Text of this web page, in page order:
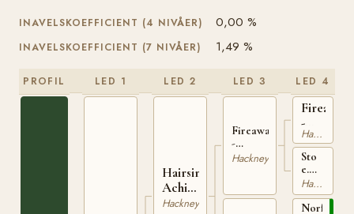
INAVELSKOEFFICIENT (4 NIVÅER) 0,00 %
INAVELSKOEFFICIENT (7 NIVÅER) 1,49 %
PROFIL LED 1 LED 2
Hairsines
Achilles
HSB 2
Hackney
LED 3
Fireaway
-
Scott's
HSB 223
Hackney
LED 4
Fireaway
-
Hackney
Sto
e.
Performer
-
Ramsdale's
Hackney
Norfolk